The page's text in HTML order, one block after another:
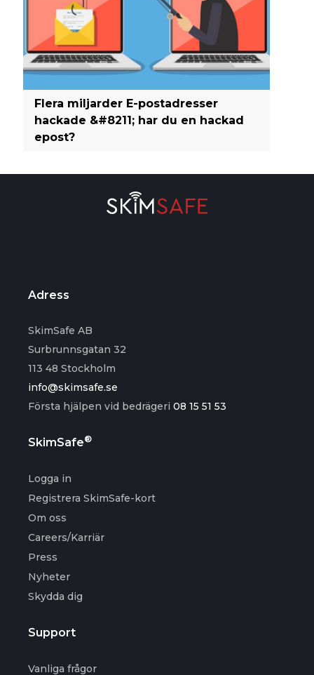
Flera miljarder E-postadresser
hackade &#8211; har du en hackad
epost?
Adress
SkimSafe AB
Surbrunnsgatan 32
113 48 Stockholm
info@skimsafe.se
Första hjälpen vid bedrägeri 08 15 51 53
SkimSafe®
Logga in
Registrera SkimSafe-kort
Om oss
Careers/Karriär
Press
Nyheter
Skydda dig
Support
Vanliga frågor